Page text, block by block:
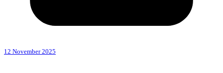
12 November 2025